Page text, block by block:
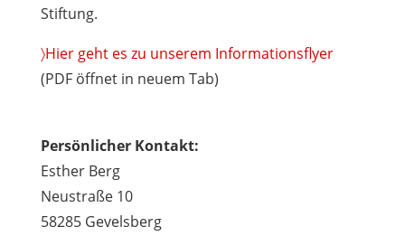
Stiftung.
〉Hier geht es zu unserem Informationsflyer
(PDF öffnet in neuem Tab)
Persönlicher Kontakt:
Esther Berg
Neustraße 10
58285 Gevelsberg